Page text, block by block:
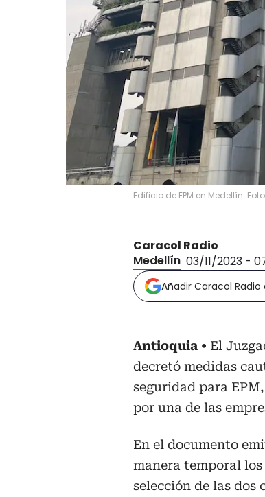
Edificio de EPM en Medellín.
Caracol Radio
Medellín 03/11/2023 -
Añadir Caracol Radio
Antioquia
El
decretó medidas
seguridad para
por una de las
En el documento
manera temporal
selección de las dos